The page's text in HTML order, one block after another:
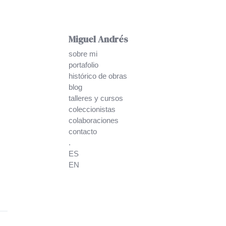
Miguel Andrés
sobre mi
portafolio
histórico de obras
blog
talleres y cursos
coleccionistas
colaboraciones
contacto
.
ES
EN